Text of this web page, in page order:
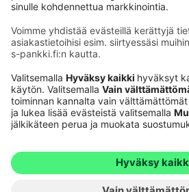
Saavutettavuusseloste
Evästeet
Verkkopalvelujen käytön edellytykset